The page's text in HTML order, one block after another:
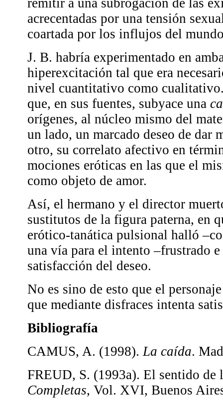
acrecentadas por una tensión
coartada por los influjos del
J. B. habría experimentado en
hiperexcitación tal que era
nivel cuantitativo como
que, en sus fuentes, subyace una
orígenes, al núcleo mismo del
un lado, un marcado deseo de dar
otro, su correlato afectivo en
mociones eróticas en las que el
como objeto de amor.
Así, el hermano y el director
sustitutos de la figura paterna, en
erótico-tanática pulsional halló
una vía para el intento –frustrado
satisfacción del deseo.
No es sino de esto que el
que mediante disfraces intenta
Bibliografía
CAMUS, A. (1998). La caída.
FREUD, S. (1993a). El sentido de
Completas, Vol. XVI, Buenos